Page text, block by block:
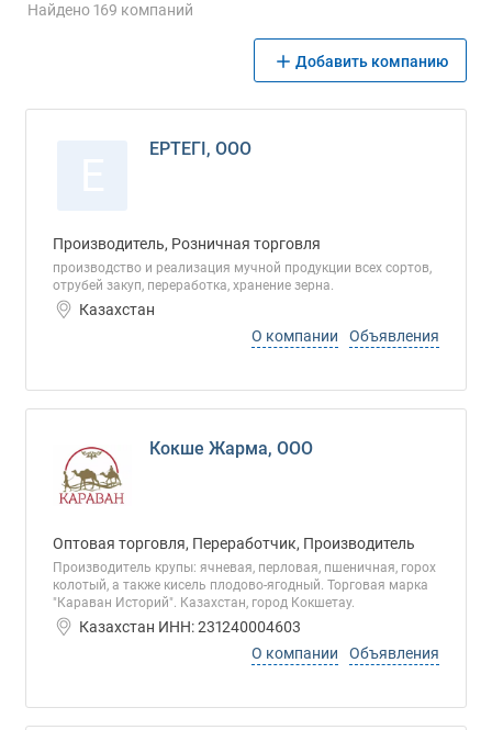
Найдено 169 компаний
Добавить компанию
ЕРТЕГI, ООО
Производитель, Розничная торговля
производство и реализация мучной продукции всех сортов,
отрубей закуп, переработка, хранение зерна.
Казахстан
О компании
Объявления
Кокше Жарма, ООО
Оптовая торговля, Переработчик, Производитель
Производитель крупы: ячневая, перловая, пшеничная, горох
колотый, а также кисель плодово-ягодный. Торговая марка
"Караван Историй". Казахстан, город Кокшетау.
Казахстан ИНН: 231240004603
О компании
Объявления